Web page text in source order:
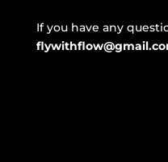
If you have any